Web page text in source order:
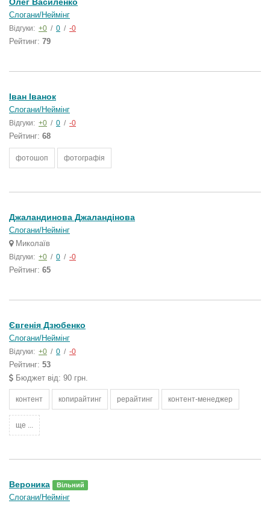
Слогани/Неймінг
Відгуки: +0 / 0 / -0
Рейтинг: 79
Іван Іванок
Слогани/Неймінг
Відгуки: +0 / 0 / -0
Рейтинг: 68
фотошоп фотографія
Джаландинова Джаландінова
Слогани/Неймінг
Миколаїв
Відгуки: +0 / 0 / -0
Рейтинг: 65
Євгенія Дзюбенко
Слогани/Неймінг
Відгуки: +0 / 0 / -0
Рейтинг: 53
Бюджет від: 90 грн.
контент копирайтинг рерайтинг контент-менеджер
ще ...
Вероника Вільний
Слогани/Неймінг